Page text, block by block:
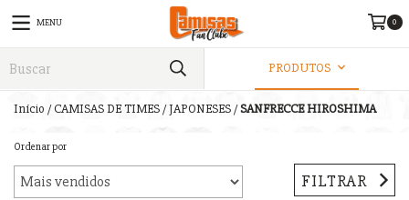
MENU 0
PRODUTOS
Início /CAMISAS DE TIMES/JAPONESES/SANFRECCE HIROSHIMA
Ordenar por
FILTRAR